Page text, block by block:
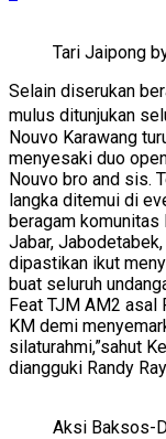
Tari Jaipong
Selain diserukan
mulus ditunjukan
Nouvo Karawang
menyesaki duo
Nouvo bro and sis.
langka ditemui di
beragam komunitas
Jabar,
dipastikan ikut
buat seluruh
Feat TJM AM2 asal
KM demi
silaturahmi,”sahut
diangguki Randy
Aksi Baksos-